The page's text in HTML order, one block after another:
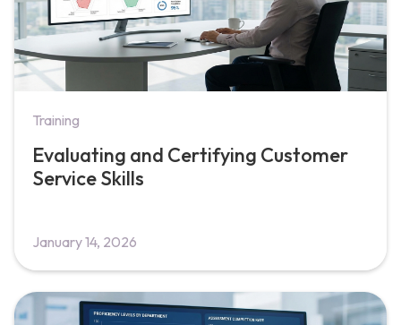
Training
Evaluating and Certifying Customer
Service Skills
January 14, 2026